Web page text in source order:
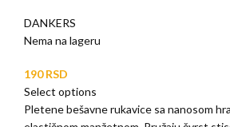
DANKERS
Nema na lageru
RSD
Select options
Pletene bešavne rukavice sa nanosom